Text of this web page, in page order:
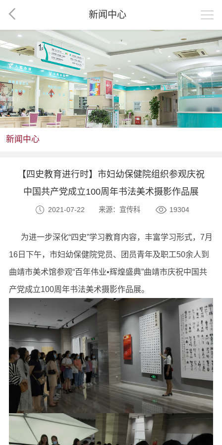
新闻中心
新闻中心
【四史教育进行时】市妇幼保健院组织参观庆祝
中国共产党成立100周年书法美术摄影作品展
2021-07-22 来源：宣传科 19304
为进一步深化“四史”学习教育内容，丰富学习形式，7月
16日下午，市妇幼保健院党员、团员青年及职工50余人到
曲靖市美术馆参观“百年伟业•辉煌盛典”曲靖市庆祝中国共
产党成立100周年书法美术摄影作品展。